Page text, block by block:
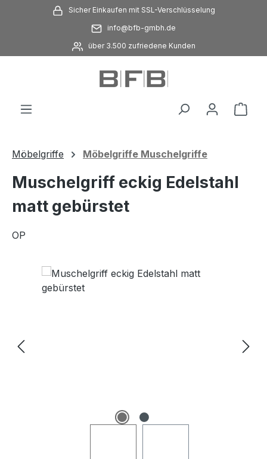
Zum Hauptinhalt springenSicher Einkaufen mit SSL-Verschlüsselung
info@bfb-gmbh.de
über 3.500 zufriedene Kunden
Möbelgriffe Möbelgriffe Muschelgriffe
Muschelgriff eckig Edelstahl
matt gebürstet
OP